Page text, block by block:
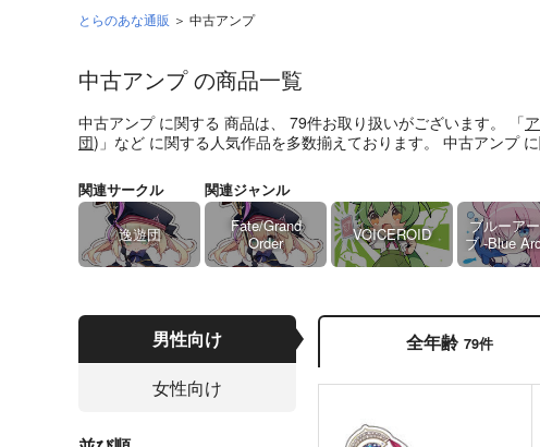
とらのあな通販 中古アンプ
中古アンプ の商品一覧
中古アンプ に関する 商品は、 79件お取り扱いがございます。 「
団)」 など に関する人気作品を多数揃えております。 中古アンプ
関連サークル
逸遊団
関連ジャンル
Fate/Grand
Order
VOICEROID
ブルーア
ブ -Blue
男性向け
女性向け
全年齢 79件